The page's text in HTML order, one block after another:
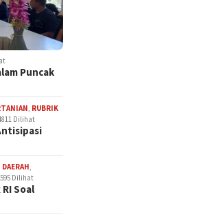
Puncak
RUBRIK
Dilihat
DAERAH
Dilihat
RI Soal